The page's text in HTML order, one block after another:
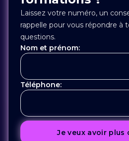
Laissez votre numéro, un
rappelle pour vous répondre à
questions.
Nom et prénom:
Téléphone:
Je veux avoir plus
Séance5 -4H
Adobe Photoshop et
Séance6-4H
Montage photos et
Séance7-4H